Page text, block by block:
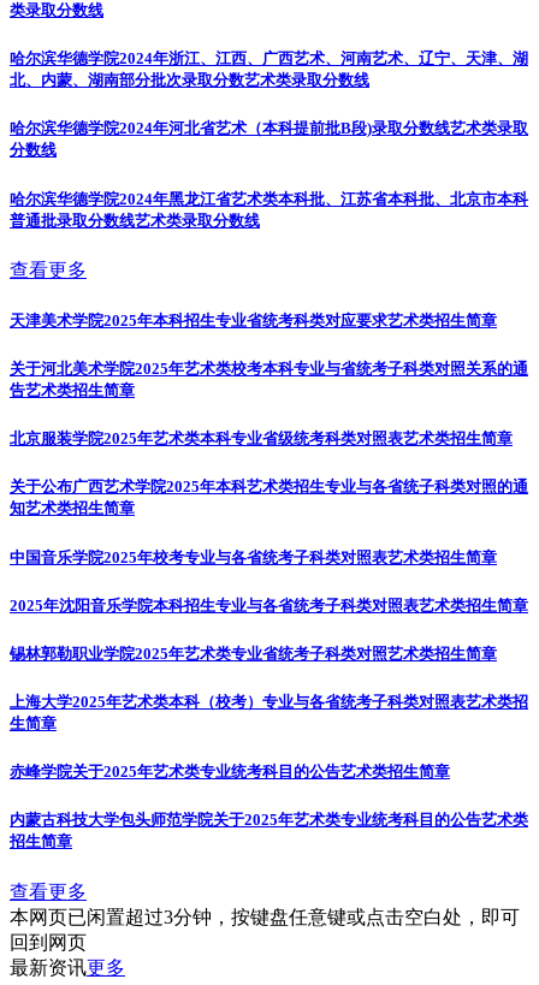
类录取分数线
哈尔滨华德学院2024年浙江、江西、广西艺术、河南艺术、辽宁、天津、湖
北、内蒙、湖南部分批次录取分数艺术类录取分数线
哈尔滨华德学院2024年河北省艺术（本科提前批B段)录取分数线艺术类录取
分数线
哈尔滨华德学院2024年黑龙江省艺术类本科批、江苏省本科批、北京市本科
普通批录取分数线艺术类录取分数线
查看更多
天津美术学院2025年本科招生专业省统考科类对应要求艺术类招生简章
关于河北美术学院2025年艺术类校考本科专业与省统考子科类对照关系的通
告艺术类招生简章
北京服装学院2025年艺术类本科专业省级统考科类对照表艺术类招生简章
关于公布广西艺术学院2025年本科艺术类招生专业与各省统子科类对照的通
知艺术类招生简章
中国音乐学院2025年校考专业与各省统考子科类对照表艺术类招生简章
2025年沈阳音乐学院本科招生专业与各省统考子科类对照表艺术类招生简章
锡林郭勒职业学院2025年艺术类专业省统考子科类对照艺术类招生简章
上海大学2025年艺术类本科（校考）专业与各省统考子科类对照表艺术类招
生简章
赤峰学院关于2025年艺术类专业统考科目的公告艺术类招生简章
内蒙古科技大学包头师范学院关于2025年艺术类专业统考科目的公告艺术类
招生简章
查看更多
本网页已闲置超过3分钟，按键盘任意键或点击空白处，即可
回到网页
最新资讯更多